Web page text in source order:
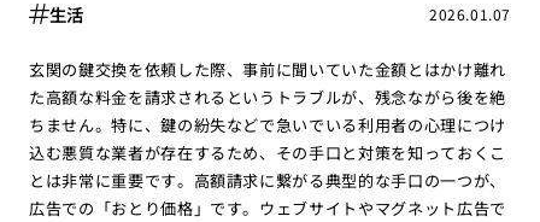
2026.01.07
生活
玄関の鍵交換を依頼した際、事前に聞いていた金額とはかけ離れ
た高額な料金を請求されるというトラブルが、残念ながら後を絶
ちません。特に、鍵の紛失などで急いでいる利用者の心理につけ
込む悪質な業者が存在するため、その手口と対策を知っておくこ
とは非常に重要です。高額請求に繋がる典型的な手口の一つが、
広告での「おとり価格」です。ウェブサイトやマグネット広告で